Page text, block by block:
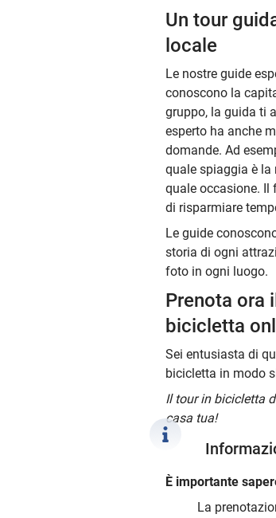
Un tour
locale
Le nostre guide
conoscono la
gruppo, la guida ti
esperto ha anche
domande. Ad
quale spiaggia è la
quale occasione. Il
di risparmiare
Le guide
storia di ogni
foto in ogni luogo.
Prenota ora
bicicletta
Sei entusiasta di
bicicletta in modo
Il tour in bicicletta
casa tua!
È importante
La